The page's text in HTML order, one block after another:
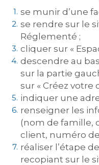
se munir d’une
se rendre sur le
Réglementé ;
cliquer sur «
descendre au
sur la partie
sur « Créez votre
indiquer une
renseigner les
(nom de famille,
client, numéro
réaliser l’étape
recopiant sur le